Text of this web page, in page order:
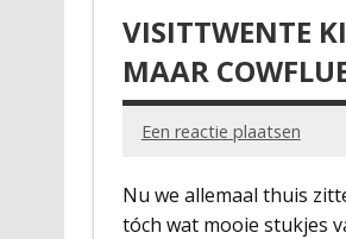
VISITTWENTE
MAAR
Een reactie plaatsen
Nu we allemaal thuis
tóch wat mooie stukjes